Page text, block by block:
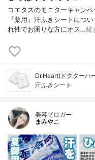
コエタスのモニターキャン
『薬用』汗ふきシートにつ
れ性でお困りな方にオス…続
Dr.Heart(ドクターハ
汗ふきシート
美容ブロガー
まみやこ